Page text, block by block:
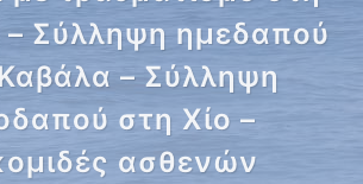
Σύλληψη ημεδαπού
– Σύλληψη
στη Χίο –
ασθενών